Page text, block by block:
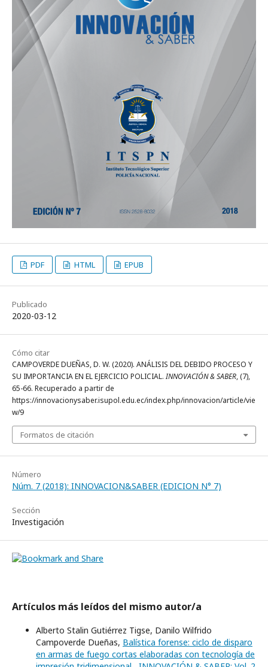
PDF HTML EPUB
Publicado
2020-03-12
Cómo citar
CAMPOVERDE DUEÑAS, D. W. (2020). ANÁLISIS DEL DEBIDO PROCESO Y
SU IMPORTANCIA EN EL EJERCICIO POLICIAL.INNOVACIÓN & SABER, (7),
65-66. Recuperado a partir de
https://innovacionysaber.isupol.edu.ec/index.php/innovacion/article/vie
w/9
Formatos de citación
Número
Núm. 7 (2018): INNOVACION&SABER (EDICION N° 7)
Sección
Investigación
Artículos más leídos del mismo autor/a
Alberto Stalin Gutiérrez Tigse, Danilo Wilfrido
Campoverde Dueñas, Balística forense: ciclo de disparo
en armas de fuego cortas elaboradas con tecnología de